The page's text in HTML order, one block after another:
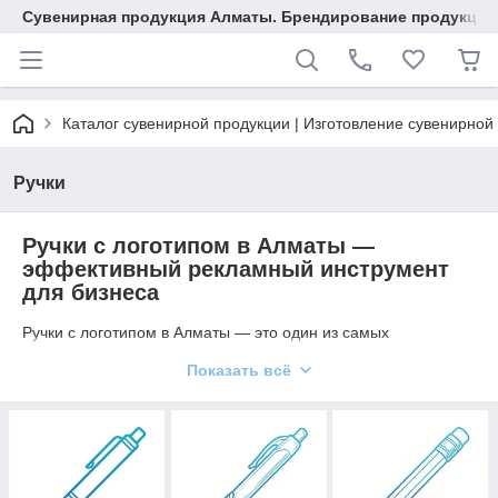
Сувенирная продукция Алматы. Брендирование
Каталог сувенирной продукции | Изготовление
Ручки
Ручки с логотипом в Алматы —
эффективный рекламный инструмент
для бизнеса
Ручки с логотипом в Алматы — это один из самых
Брендированные ручки используются ежедневно, что делает
Алматы — значит инвестировать в долгосрочный маркетинг с
минимальными затратами.
Показать всё